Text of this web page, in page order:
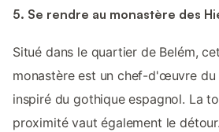
5. Se rendre au monastère des
Situé dans le quartier de Belém,
monastère est un chef-d'œuvre du
inspiré du gothique espagnol. La
proximité vaut également le détour.